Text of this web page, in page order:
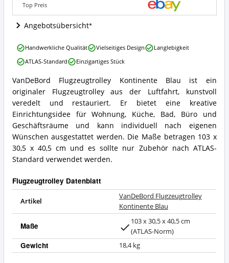
Flugzeugtrolley
erhältlich?
Top Preis
Angebotsübersicht
VanDeBord
Flugzeugtrolley
Kontinente
Blau
Zusammenfassung:
Was
bietet
Flugzeugtrolley?
VanDeBord Flugzeugtrolley Kontinente Blau ist ein
originaler Flugzeugtrolley aus der Luftfahrt, kunstvoll
veredelt und restauriert. Er bietet eine kreative
Einrichtungsidee für Wohnung, Küche, Bad, Büro und
Geschäftsräume und kann individuell nach eigenen
Wünschen ausgestattet werden. Die Maße betragen 103 x
30,5 x 40,5 cm und es sollte nur Zubehör nach ATLAS-
Standard verwendet werden.
Flugzeugtrolley Datenblatt
Artikel
VanDeBord Flugzeugtrolley
Kontinente Blau
Maße
103 x 30,5 x 40,5 cm
(ATLAS-Norm)
Gewicht 18,4 kg
VanDeBord
Flugzeugtrolley
Kontinente
Vorteile:
Was
spricht
für
Flugzeugtrolley?
Handwerkliche Qualität Vielseitiges Design
Langlebigkeit
ATLAS-Standard
Einzigartiges Stück